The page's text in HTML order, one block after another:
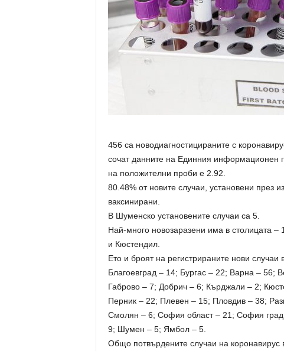
456 са новодиагностицираните с
сочат данните на Единния информационен
на положителни проби е 2.92.
80.48% от новите случаи, установени през
ваксинирани.
В Шуменско установените случаи са 5.
Най-много новозаразени има в столицата –
и Кюстендил.
Ето и броят на регистрираните нови случаи
Благоевград – 14; Бургас – 22; Варна – 56;
Габрово – 7; Добрич – 6; Кърджали – 2;
Перник – 22; Плевен – 15; Пловдив – 38;
Смолян – 6; София област – 21; София
9; Шумен – 5; Ямбол – 5.
Общо потвърдените случаи на коронавирус